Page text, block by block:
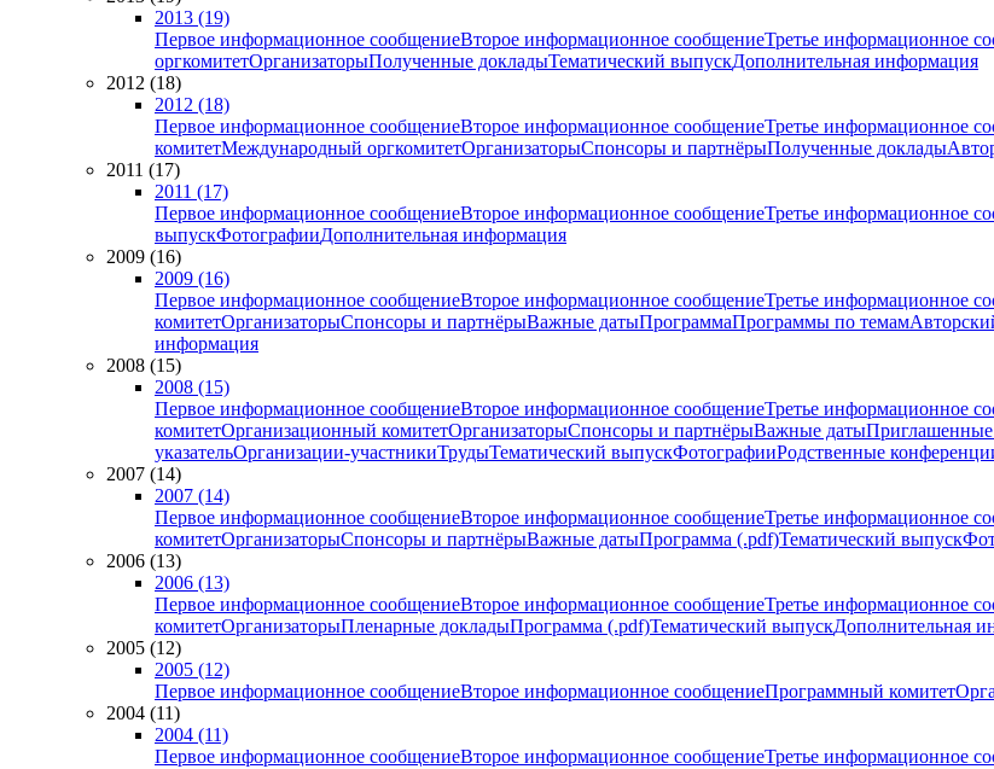
2013 (19)
Первое информационное сообщениеВторое информационное сообщениеТретье информационное
оргкомитетОрганизаторыПолученные докладыТематический выпускДополнительная информация
2012 (18)
2012 (18)
Первое информационное сообщениеВторое информационное сообщениеТретье информационное
комитетМеждународный оргкомитетОрганизаторыСпонсоры и партнёрыПолученные доклады
2011 (17)
2011 (17)
Первое информационное сообщениеВторое информационное сообщениеТретье информационное
выпускФотографииДополнительная информация
2009 (16)
2009 (16)
Первое информационное сообщениеВторое информационное сообщениеТретье информационное
комитетОрганизаторыСпонсоры и партнёрыВажные датыПрограммаПрограммы по темам
информация
2008 (15)
2008 (15)
Первое информационное сообщениеВторое информационное сообщениеТретье информационное
комитетОрганизационный комитетОрганизаторыСпонсоры и партнёрыВажные датыПриглашенные
указательОрганизации-участникиТрудыТематический выпускФотографииРодственные
2007 (14)
2007 (14)
Первое информационное сообщениеВторое информационное сообщениеТретье информационное
комитетОрганизаторыСпонсоры и партнёрыВажные датыПрограмма (.pdf)Тематический выпуск
2006 (13)
2006 (13)
Первое информационное сообщениеВторое информационное сообщениеТретье информационное
комитетОрганизаторыПленарные докладыПрограмма (.pdf)Тематический выпускДополнительная
2005 (12)
2005 (12)
Первое информационное сообщениеВторое информационное сообщениеПрограммный комитет
2004 (11)
2004 (11)
Первое информационное сообщениеВторое информационное сообщениеТретье информационное